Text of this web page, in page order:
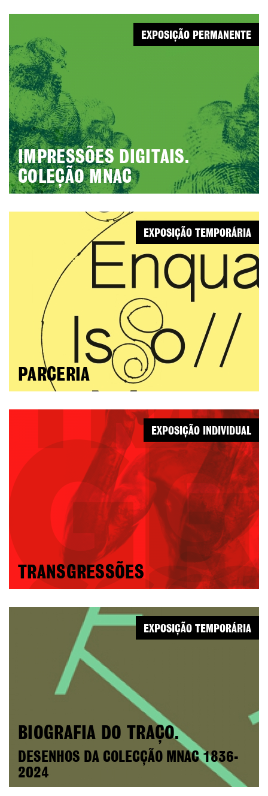
IMPRESSÕES DIGITAIS.
COLEÇÃO MNAC
EXPOSIÇÃO PERMANENTE
PARCERIA
EXPOSIÇÃO TEMPORÁRIA
TRANSGRESSÕES
EXPOSIÇÃO INDIVIDUAL
BIOGRAFIA DO TRAÇO.
DESENHOS DA COLECÇÃO MNAC 1836-
2024
EXPOSIÇÃO TEMPORÁRIA